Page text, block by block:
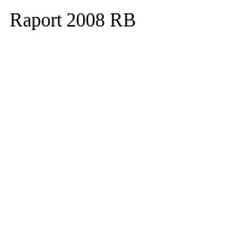
Raport 2008 RB